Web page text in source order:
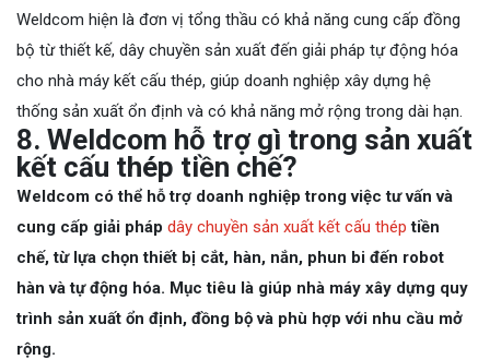
Weldcom hiện là đơn vị tổng thầu có khả năng cung cấp đồng
bộ từ thiết kế, dây chuyền sản xuất đến giải pháp tự động hóa
cho nhà máy kết cấu thép, giúp doanh nghiệp xây dựng hệ
thống sản xuất ổn định và có khả năng mở rộng trong dài hạn.
8. Weldcom hỗ trợ gì trong sản xuất
kết cấu thép tiền chế?
Weldcom có thể hỗ trợ doanh nghiệp trong việc tư vấn và
cung cấp giải pháp dây chuyền sản xuất kết cấu thép tiền
chế, từ lựa chọn thiết bị cắt, hàn, nắn, phun bi đến robot
hàn và tự động hóa. Mục tiêu là giúp nhà máy xây dựng quy
trình sản xuất ổn định, đồng bộ và phù hợp với nhu cầu mở
rộng.